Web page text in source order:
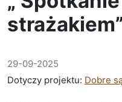
strażakiem”
29-09-2025
Dotyczy projektu: Dobre